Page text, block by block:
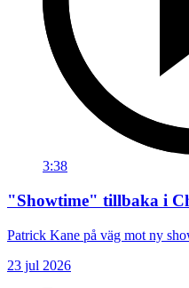
3:38
"Showtime" tillbaka i
Patrick Kane på väg mot ny
23 jul 2026